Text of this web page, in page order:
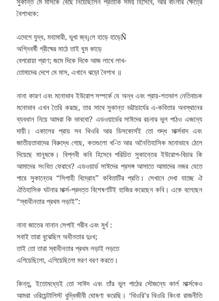
বৈশাখকে:
এদেশে যুদ্ধ, মহামারী, ভুখা জ্ব¡লে হাড়ে হাড়েÑ
অগ্নিবর্ষী গ্রীষ্মের মাঠে তাই ঘুম কাড়ে
বেপরোয়া প্রাণ; জমে দিকে দিকে আজ লাখে লাখ-
তোমাদের দেশে মে মাস, এখানে ঝড়ো বৈশাখ ॥
নানা কারণ এবং মনোভাব ইউরোপ সম্পর্কে যে অন্ধ এবং প্রায়-শতভাগ নেতিবাচক
মনোভাব এখন তৈরি করছে, তার সাথে সুকান্ত ভট্টাচার্যের এ-কবিতার অবস্থানের
ব্যবধান নিয়ে আমরা কি ভাববো? এডওয়ার্ডের সাঈদের রচনার ভুল পাঠও এজন্যে
দায়ী। একালের প্রায় সব থিওরি আর ডিসকোর্সই তো শুদ্ধ মার্ক্সবাদ এবং
জাতীয়তাবাদের বিরুদ্ধে গেছে, কতগুলো খ-িত আর অনৈতিহাসিক মনোভাবে ঠেলে
দিয়েছে মানুষকে। বিপ্লবী কবি হিসেবে পরিচিত সুকান্তের ইউরোপ-বিচার কি
আমাদের সংবিত ফেরাবে? এডওয়ার্ড সাঈদের প্রসঙ্গ আসাতে আমাদের নজর যেতে
পারে সুকান্তের “সিপাহী বিদ্রোহ” কবিতাটির প্রতি। সেখানে দেখা যাচ্ছে ঐ
ঐতিহাসিক ঘটনার মার্ক্স-প্রদত্ত বিশেষণটিই হাজির করেছেন কবি। একে বলেছেন
“স্বাধীনতার প্রথম লড়াই”:
নানা জাতের নানান সেপাই গরীব এবং মুর্খ :
সবাই তারা বুঝেছিল অধীনতার দুঃখ;
তাই তো তারা স্বাধীনতার প্রথম লড়াই লড়তে
এগিয়েছিলো, এগিয়েছিলো মরণ বরণ করতে।
কিন্তু, ইতোমধ্যেই তো সাঈদ এবং তাঁর ভুল পাঠের সৌজন্যে কার্ল মার্ক্সকেও
আমরা ওরিয়েন্টালিস্ট বুদ্ধিজীবী ঘোষণা করেছি। ‘থিওরি’র থিওরি কিংবা রাজনীতি